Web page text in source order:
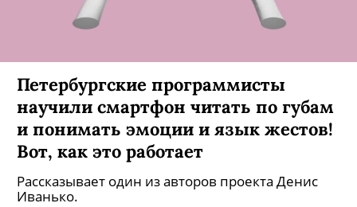
Петербургские программисты
научили смартфон читать по губам
и понимать эмоции и язык жестов!
Вот, как это работает
Рассказывает один из авторов проекта Денис
Иванько.